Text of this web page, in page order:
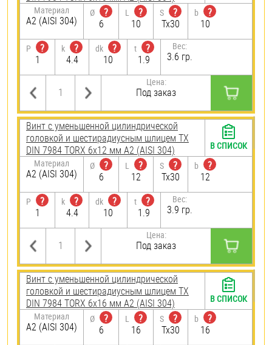
Материал
А2 (AISI 304)
Ø
?
6
L
?
10
S
?
Tx30
b
?
10
P
?
1
k
?
4.4
dk
?
10
t
?
1.9
Вес:
3.6 гр.
Цена:
Под заказ
Винт с уменьшенной цилиндрической
головкой и шестирадиусным шлицем TX
DIN 7984 TORX 6х12 мм А2 (AISI 304)
Материал
А2 (AISI 304)
Ø
?
6
L
?
12
S
?
Tx30
b
?
12
P
?
1
k
?
4.4
dk
?
10
t
?
1.9
Вес:
3.9 гр.
Цена:
Под заказ
В СПИСОК
Винт с уменьшенной цилиндрической
головкой и шестирадиусным шлицем TX
DIN 7984 TORX 6х16 мм А2 (AISI 304)
Материал
А2 (AISI 304)
Ø
?
6
L
?
16
S
?
Tx30
b
?
16
В СПИСОК